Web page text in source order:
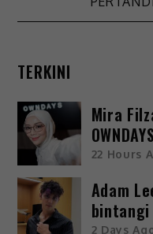
TERKINI
Mira
OWNDAYS
22 Hours
Adam
2 Days